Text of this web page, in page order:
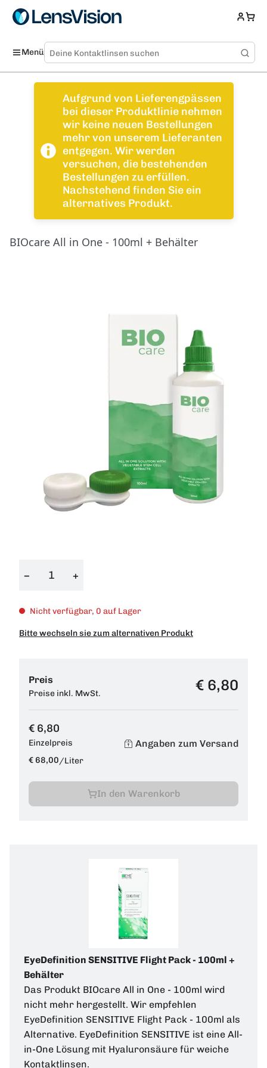
Menü
Aufgrund von Lieferengpässen
bei dieser Produktlinie nehmen
wir keine neuen Bestellungen
mehr von unserem Lieferanten
entgegen. Wir werden
versuchen, die bestehenden
Bestellungen zu erfüllen.
Nachstehend finden Sie ein
alternatives Produkt.
BIOcare All in One - 100ml + Behälter
− +
Nicht verfügbar, 0 auf Lager
Bitte wechseln sie zum alternativen Produkt
Preis
Preise inkl. MwSt. € 6,80
€ 6,80
Einzelpreis
€ 68,00/Liter
Angaben zum Versand
In den Warenkorb
EyeDefinition SENSITIVE Flight Pack - 100ml +
Behälter
Das Produkt BIOcare All in One - 100ml wird
nicht mehr hergestellt. Wir empfehlen
EyeDefinition SENSITIVE Flight Pack - 100ml als
Alternative. EyeDefinition SENSITIVE ist eine All-
in-One Lösung mit Hyaluronsäure für weiche
Kontaktlinsen.